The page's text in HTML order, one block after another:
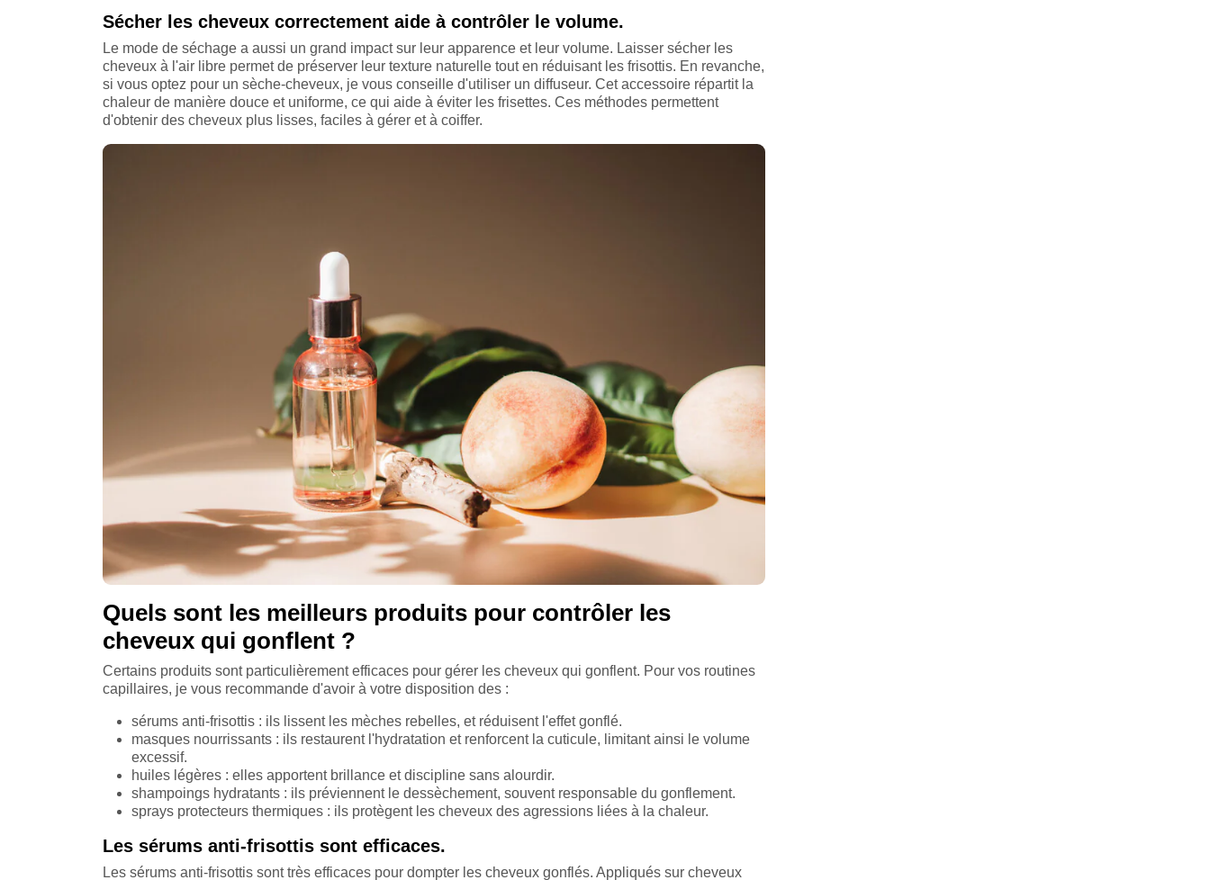
Sécher les cheveux correctement aide à contrôler le volume.
Le mode de séchage a aussi un grand impact sur leur apparence et leur volume. Laisser sécher les
cheveux à l'air libre permet de préserver leur texture naturelle tout en réduisant les frisottis. En revanche,
si vous optez pour un sèche-cheveux, je vous conseille d'utiliser un diffuseur. Cet accessoire répartit la
chaleur de manière douce et uniforme, ce qui aide à éviter les frisettes. Ces méthodes permettent
d'obtenir des cheveux plus lisses, faciles à gérer et à coiffer.
Quels sont les meilleurs produits pour contrôler les
cheveux qui gonflent ?
Certains produits sont particulièrement efficaces pour gérer les cheveux qui gonflent. Pour vos routines
capillaires, je vous recommande d'avoir à votre disposition des :
sérums anti-frisottis : ils lissent les mèches rebelles, et réduisent l'effet gonflé.
masques nourrissants : ils restaurent l'hydratation et renforcent la cuticule, limitant ainsi le volume
excessif.
huiles légères : elles apportent brillance et discipline sans alourdir.
shampoings hydratants : ils préviennent le dessèchement, souvent responsable du gonflement.
sprays protecteurs thermiques : ils protègent les cheveux des agressions liées à la chaleur.
Les sérums anti-frisottis sont efficaces.
Les sérums anti-frisottis sont très efficaces pour dompter les cheveux gonflés. Appliqués sur cheveux